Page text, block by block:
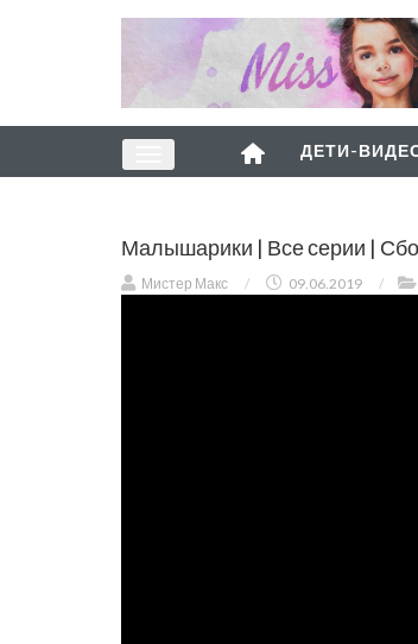
ДЕТИ-
Малышарики | Все серии |
Мистер Макс / 09.06.2019 /